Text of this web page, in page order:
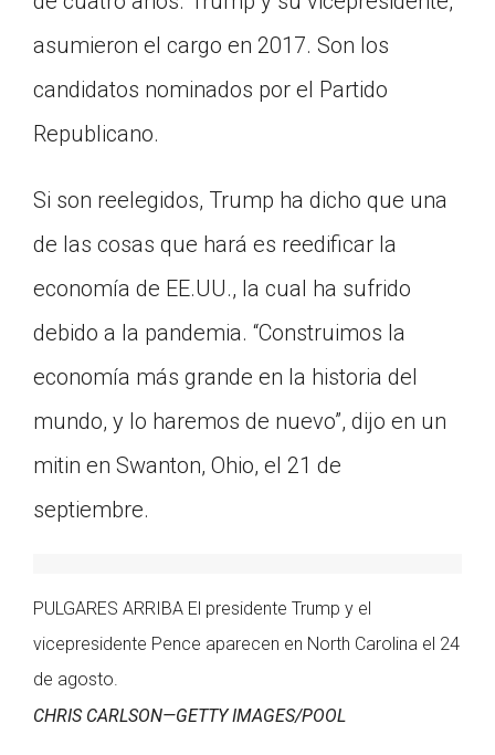
asumieron el cargo en 2017. Son los
candidatos nominados por el Partido
Republicano.
Si son reelegidos, Trump ha dicho que una
de las cosas que hará es reedificar la
economía de EE.UU., la cual ha sufrido
debido a la pandemia. “Construimos la
economía más grande en la historia del
mundo, y lo haremos de nuevo”, dijo en un
mitin en Swanton, Ohio, el 21 de
septiembre.
PULGARES ARRIBA El presidente Trump y el
vicepresidente Pence aparecen en North Carolina el 24
de agosto.
CHRIS CARLSON—GETTY IMAGES/POOL